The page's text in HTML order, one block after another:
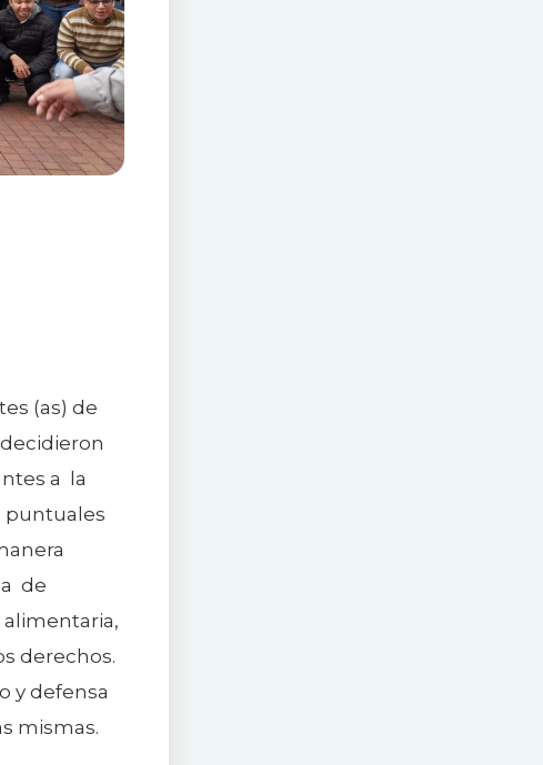
(as) de
a la
puntuales
de
derechos.
y defensa
mismas.